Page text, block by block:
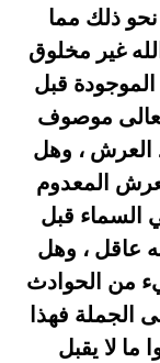
ذلك مما
غير مخلوق
قبل
موصوف
العرش ، وهل
المعدوم
السماء قبل
عاقل ، وهل
من الحوادث
الجملة فهذا
ما لا يقبل